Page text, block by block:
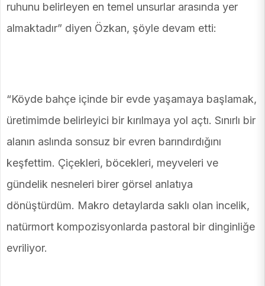
ruhunu belirleyen en temel unsurlar arasında yer
almaktadır” diyen Özkan, şöyle devam etti:
“Köyde bahçe içinde bir evde yaşamaya başlamak,
üretimimde belirleyici bir kırılmaya yol açtı. Sınırlı bir
alanın aslında sonsuz bir evren barındırdığını
keşfettim. Çiçekleri, böcekleri, meyveleri ve
gündelik nesneleri birer görsel anlatıya
dönüştürdüm. Makro detaylarda saklı olan incelik,
natürmort kompozisyonlarda pastoral bir dinginliğe
evriliyor.